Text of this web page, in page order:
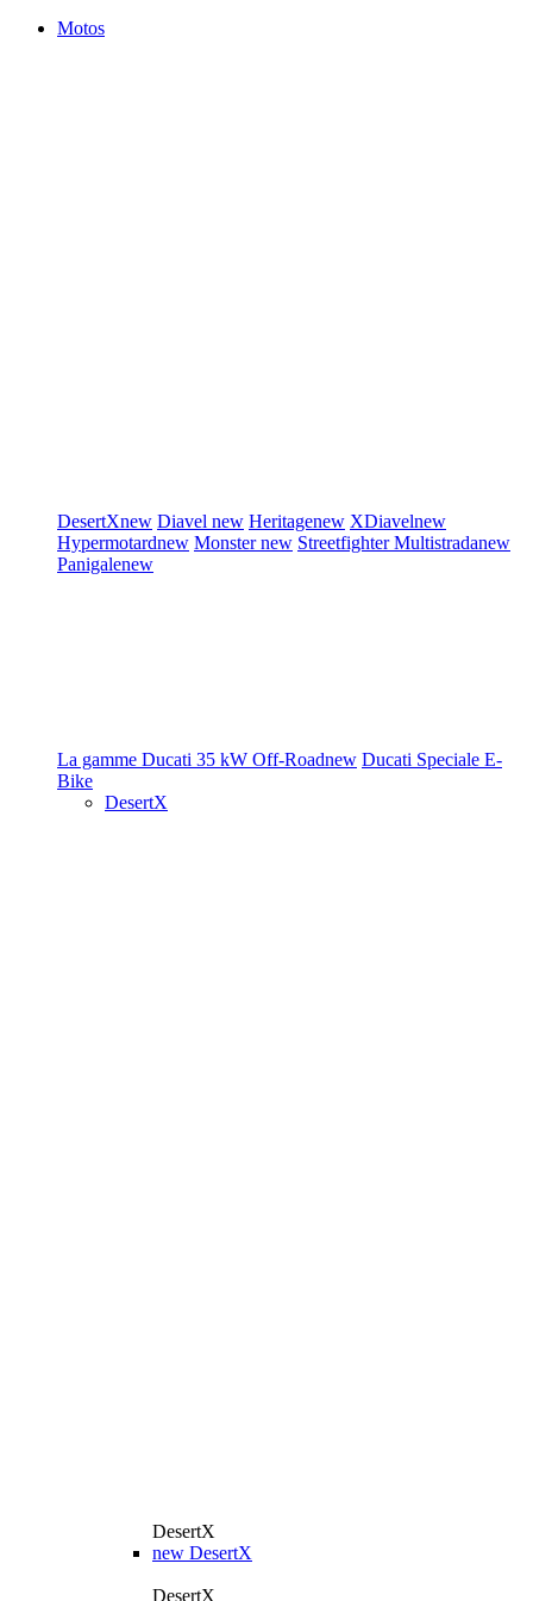
Motos
DesertXnew Diavel new Heritagenew XDiavelnew
Hypermotardnew Monsternew StreetfighterMultistradanew
Panigalenew
La gamme Ducati 35 kW Off-Roadnew Ducati Speciale E-
Bike
DesertX
DesertX
new DesertX
DesertX